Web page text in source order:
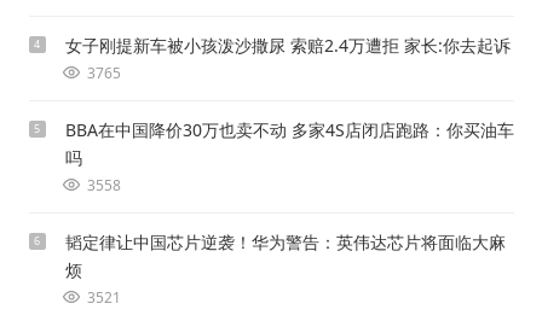
4 女子刚提新车被小孩泼沙撒尿 索赔2.4万遭拒 家长:你去起诉
3765
5
BBA在中国降价30万也卖不动 多家4S店闭店跑路：你买油车
吗
3558
6
韬定律让中国芯片逆袭！华为警告：英伟达芯片将面临大麻
烦
3521